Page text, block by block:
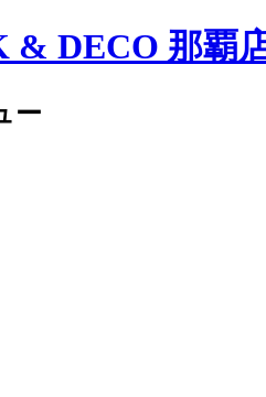
ー